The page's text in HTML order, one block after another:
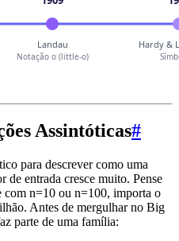
Assintóticas#
para descrever como uma
de entrada cresce muito. Pense
com n=10 ou n=100, importa o
Antes de mergulhar no Big
parte de uma família: